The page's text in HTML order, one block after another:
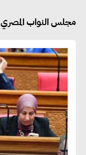
مجلس النواب المصري